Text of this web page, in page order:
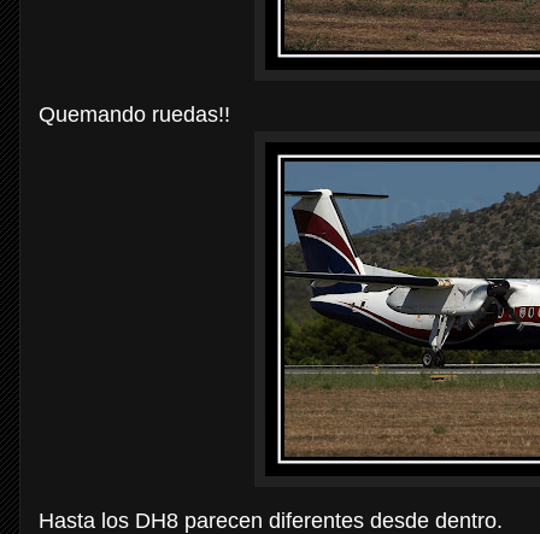
Quemando ruedas!!
Hasta los DH8 parecen diferentes desde dentro.